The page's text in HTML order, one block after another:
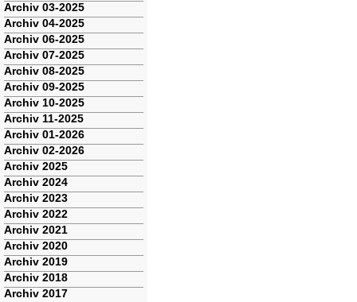
Archiv 03-2025
Archiv 04-2025
Archiv 06-2025
Archiv 07-2025
Archiv 08-2025
Archiv 09-2025
Archiv 10-2025
Archiv 11-2025
Archiv 01-2026
Archiv 02-2026
Archiv 2025
Archiv 2024
Archiv 2023
Archiv 2022
Archiv 2021
Archiv 2020
Archiv 2019
Archiv 2018
Archiv 2017